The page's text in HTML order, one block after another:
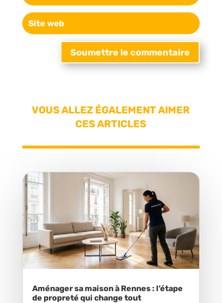
Soumettre le commentaire
VOUS ALLEZ ÉGALEMENT AIMER
CES ARTICLES
Aménager sa maison à Rennes : l’étape
de propreté qui change tout